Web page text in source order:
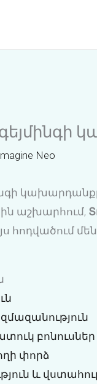
Neo
աշխարհում,
հոդվածում
բոնուսներ
փորձ
և